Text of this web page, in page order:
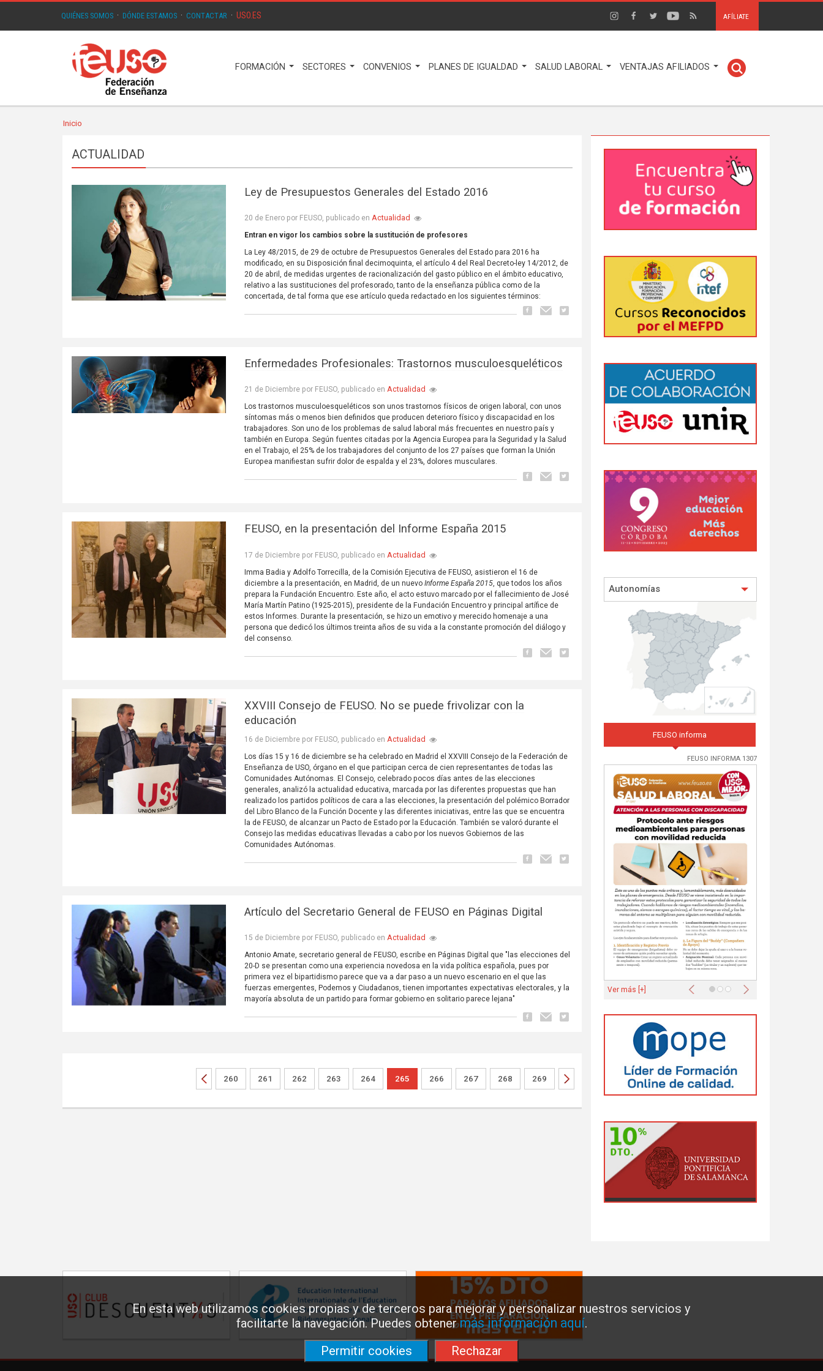
En esta web utilizamos cookies propias y de terceros para mejorar y personalizar nuestros servicios y
facilitarte la navegación. Puedes obtenermás información aquí.
Permitir cookies
Rechazar
QUIÉNES SOMOS · DÓNDE ESTAMOS · CONTACTAR · USO.ES AFÍLIATE
FORMACIÓN SECTORES CONVENIOS PLANES DE IGUALDAD SALUD LABORAL VENTAJAS AFILIADOS
Inicio
ACTUALIDAD
Ley de Presupuestos Generales del Estado 2016
20 de Enero por FEUSO, publicado enActualidad
Entran en vigor los cambios sobre la sustitución de profesores
La Ley 48/2015, de 29 de octubre de Presupuestos Generales del Estado para 2016 ha
modificado, en su Disposición final decimoquinta, el artículo 4 del Real Decreto-ley 14/2012, de
20 de abril, de medidas urgentes de racionalización del gasto público en el ámbito educativo,
relativo a las sustituciones del profesorado, tanto de la enseñanza pública como de la
concertada, de tal forma que ese artículo queda redactado en los siguientes términos:
Enfermedades Profesionales: Trastornos musculoesqueléticos
21 de Diciembre por FEUSO, publicado enActualidad
Los trastornos musculoesqueléticos son unos trastornos físicos de origen laboral, con unos
síntomas más o menos bien definidos que producen deterioro físico y discapacidad en los
trabajadores. Son uno de los problemas de salud laboral más frecuentes en nuestro país y
también en Europa. Según fuentes citadas por la Agencia Europea para la Seguridad y la Salud
en el Trabajo, el 25% de los trabajadores del conjunto de los 27 países que forman la Unión
Europea manifiestan sufrir dolor de espalda y el 23%, dolores musculares.
FEUSO, en la presentación del Informe España 2015
17 de Diciembre por FEUSO, publicado en Actualidad
Imma Badia y Adolfo Torrecilla, de la Comisión Ejecutiva de FEUSO, asistieron el 16 de
diciembre a la presentación, en Madrid, de un nuevoInforme España 2015 , que todos los años
prepara la Fundación Encuentro. Este año, el acto estuvo marcado por el fallecimiento de José
María Martín Patino (1925-2015), presidente de la Fundación Encuentro y principal artífice de
estos Informes. Durante la presentación, se hizo un emotivo y merecido homenaje a una
persona que dedicó los últimos treinta años de su vida a la constante promoción del diálogo y
del consenso.
XXVIII Consejo de FEUSO. No se puede frivolizar con la
educación
16 de Diciembre por FEUSO, publicado en Actualidad
Los días 15 y 16 de diciembre se ha celebrado en Madrid el XXVIII Consejo de la Federación de
Enseñanza de USO, órgano en el que participan cerca de cien representantes de todas las
Comunidades Autónomas. El Consejo, celebrado pocos días antes de las elecciones
generales, analizó la actualidad educativa, marcada por las diferentes propuestas que han
realizado los partidos políticos de cara a las elecciones, la presentación del polémico Borrador
del Libro Blanco de la Función Docente y las diferentes iniciativas, entre las que se encuentra
la de FEUSO, de alcanzar un Pacto de Estado por la Educación. También se valoró durante el
Consejo las medidas educativas llevadas a cabo por los nuevos Gobiernos de las
Comunidades Autónomas.
Artículo del Secretario General de FEUSO en Páginas Digital
15 de Diciembre por FEUSO, publicado en Actualidad
Antonio Amate, secretario general de FEUSO, escribe en Páginas Digital que "las elecciones del
20-D se presentan como una experiencia novedosa en la vida política española, pues por
primera vez el bipartidismo parece que va a dar paso a un nuevo escenario en el que las
fuerzas emergentes, Podemos y Ciudadanos, tienen importantes expectativas electorales, y la
mayoría absoluta de un partido para formar gobierno en solitario parece lejana"
260 261 262 263 264 265 266 267 268 269
Autonomías
FEUSO informa
FEUSO INFORMA 1307
Anterior Siguiente
Ver más [+]